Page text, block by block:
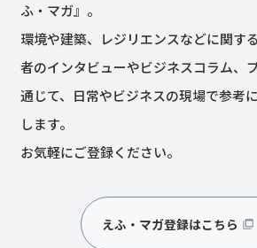
ふ・マガ』。
環境や建築、レジリエンスなどに関す
者のインタビューやビジネスコラム、
通じて、日常やビジネスの現場で参考
します。
お気軽にご登録ください。
えふ・マガ登録はこちら